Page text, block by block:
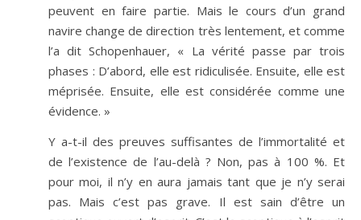
peuvent en faire partie. Mais le cours d’un grand
navire change de direction très lentement, et comme
l’a dit Schopenhauer, « La vérité passe par trois
phases : D’abord, elle est ridiculisée. Ensuite, elle est
méprisée. Ensuite, elle est considérée comme une
évidence. »
Y a-t-il des preuves suffisantes de l’immortalité et
de l’existence de l’au-delà ? Non, pas à 100 %. Et
pour moi, il n’y en aura jamais tant que je n’y serai
pas. Mais c’est pas grave. Il est sain d’être un